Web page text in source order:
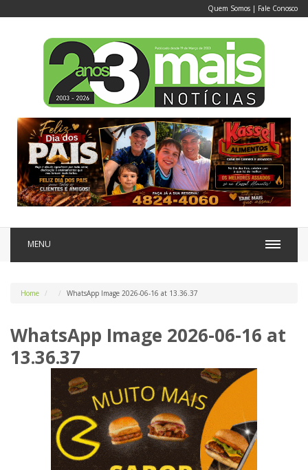
Quem Somos | Fale Conosco
MENU
Home WhatsApp Image 2026-06-16 at 13.36.37
WhatsApp Image 2026-06-16 at
13.36.37